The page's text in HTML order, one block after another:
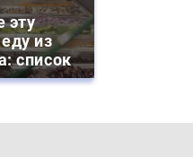
эту
из
список